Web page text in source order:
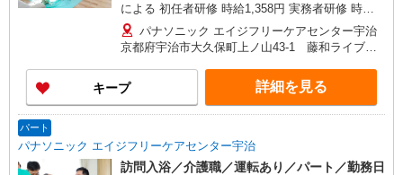
による 初任者研修 時給1,358円 実務者研修 時給
1,358円 介護福祉士 時給1,460円 ※サービス提供8
件目以降〜1,000円/件 手当あり ※訪問入浴経験1
年以上の方は〜50円時給優遇 ※一律処遇改善加算
含む 〇時間外勤務手当 〇土日祝勤務手当 〇無事
故無違反表彰金 〇年末年始勤務手当
パナソニック エイジフリーケアセンター宇治
京都府宇治市大久保町上ノ山43-1 藤和ライブタ
キープ 詳細を見る
パート
パナソニック エイジフリーケアセンター宇治
訪問入浴／介護職／運転あり／パート／勤務日